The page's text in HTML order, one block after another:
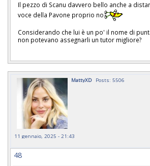
Il pezzo di Scanu davvero bello anche a
voce della Pavone proprio no
Considerando che lui è un po' il nome di
non potevano assegnarli un tutor migliore?
MattyXD Posts: 5506
11 gennaio, 2025 - 21:43
48